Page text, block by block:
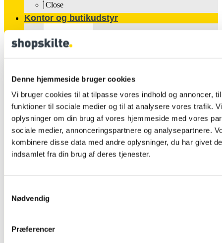
Denne hjemmeside bruger cookies
Vi bruger cookies til at tilpasse vores indhold og annoncer,
funktioner til sociale medier og til at analysere vores trafik.
oplysninger om din brug af vores hjemmeside med vores
sociale medier, annonceringspartnere og analysepartnere.
kombinere disse data med andre oplysninger, du har givet
indsamlet fra din brug af deres tjenester.
Nødvendig
Præferencer
Close
Kontor og butikudstyr
Populære
produkter
Og Tv Stand
Dørskilte ,
Infoskilte
Kontorartikler
Se Alt
Kontor/butikudstyr